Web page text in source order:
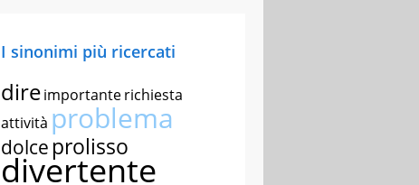
I sinonimi più ricercati
direimportanterichiesta
attività problema
dolce prolisso
divertente